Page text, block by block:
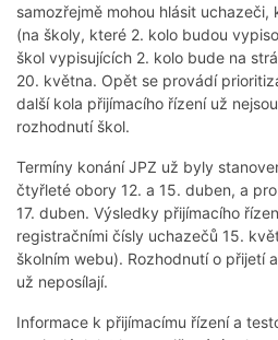
samozřejmě mohou hlásit
(na školy, které 2. kolo budou
škol vypisujících 2. kolo bude na
20. května. Opět se provádí
další kola přijímacího řízení už
rozhodnutí škol.
Termíny konání JPZ už byly
čtyřleté obory 12. a 15. duben, a
17. duben. Výsledky přijímacího
registračními čísly uchazečů 15.
školním webu). Rozhodnutí o přijetí
už neposílají.
Informace k přijímacímu řízení a